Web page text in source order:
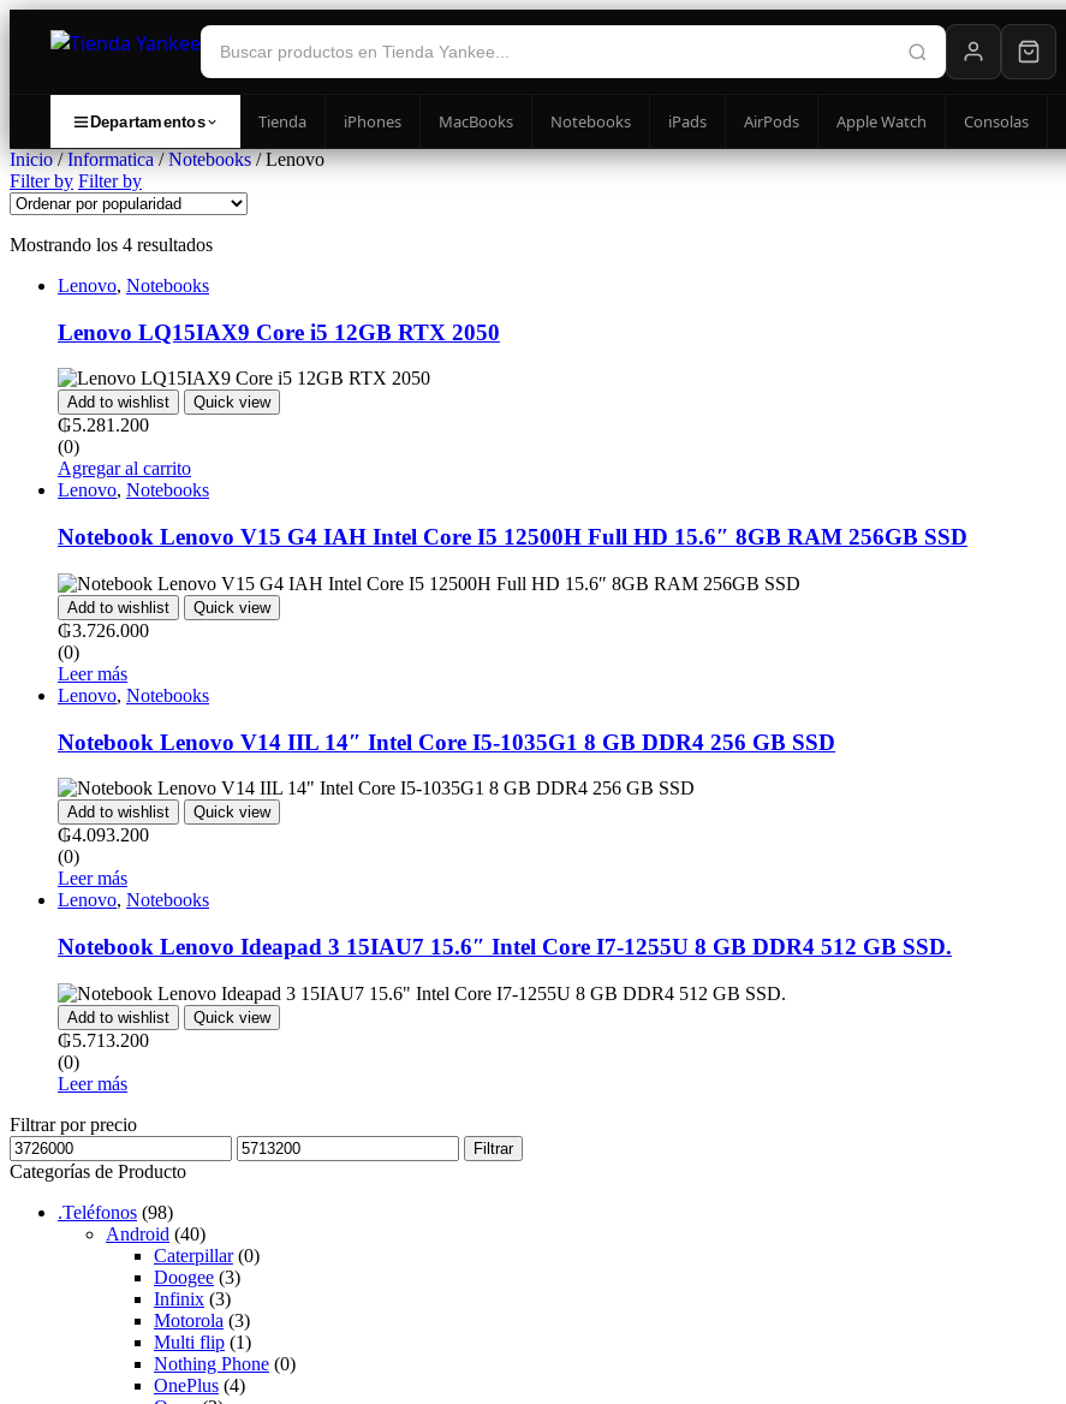
Departamentos Tienda iPhones MacBooks Notebooks iPads AirPods Apple Watch Consolas
Inicio/Informatica/Notebooks/ Lenovo
Filter by Filter by
Mostrando los 4 resultados
Lenovo, Notebooks
Lenovo LQ15IAX9 Core i5 12GB RTX 2050
Add to wishlist Quick view
₲5.281.200
(0)
Agregar al carrito
Lenovo, Notebooks
Notebook Lenovo V15 G4 IAH Intel Core I5 12500H Full HD 15.6″ 8GB RAM 256GB SSD
Add to wishlist Quick view
₲3.726.000
(0)
Leer más
Lenovo, Notebooks
Notebook Lenovo V14 IIL 14″ Intel Core I5-1035G1 8 GB DDR4 256 GB SSD
Add to wishlist Quick view
₲4.093.200
(0)
Leer más
Lenovo, Notebooks
Notebook Lenovo Ideapad 3 15IAU7 15.6″ Intel Core I7-1255U 8 GB DDR4 512 GB SSD.
Add to wishlist Quick view
₲5.713.200
(0)
Leer más
Filtrar por precio
Filtrar
Categorías de Producto
.Teléfonos (98)
Android (40)
Caterpillar (0)
Doogee (3)
Infinix (3)
Motorola (3)
Multi flip (1)
Nothing Phone (0)
OnePlus (4)